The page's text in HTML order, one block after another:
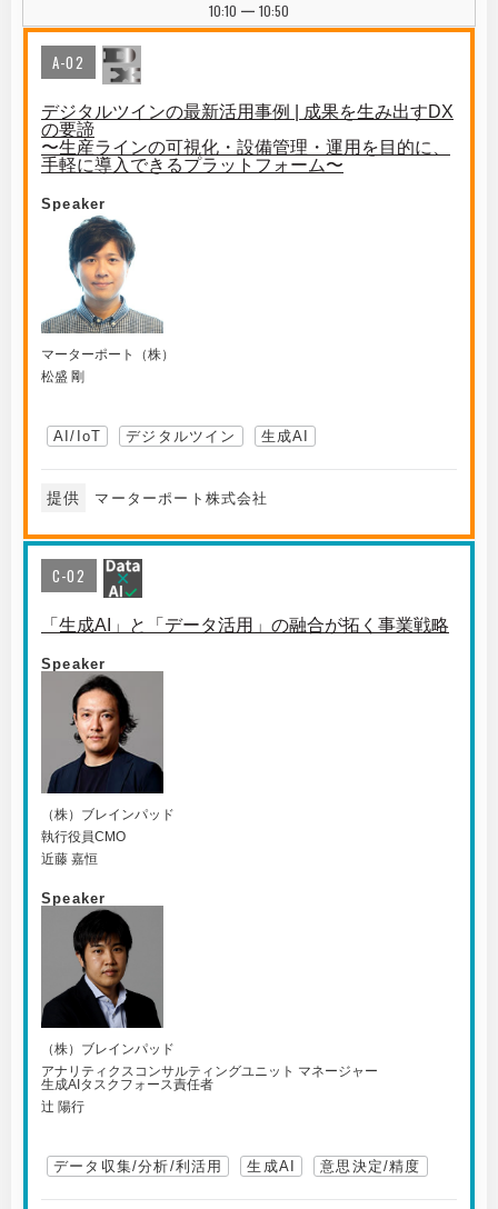
10:10 | 10:50
A-02
デジタルツインの最新活用事例 | 成果を生み出すDX
の要諦
〜生産ラインの可視化・設備管理・運用を目的に、
手軽に導入できるプラットフォーム〜
Speaker
マーターポート（株）
松盛 剛
AI/IoT デジタルツイン 生成AI
提供 マーターポート株式会社
C-02
「生成AI」と「データ活用」の融合が拓く事業戦略
Speaker
（株）ブレインパッド
執行役員CMO
近藤 嘉恒
Speaker
（株）ブレインパッド
アナリティクスコンサルティングユニット マネージャー
生成AIタスクフォース責任者
辻 陽行
データ収集/分析/利活用 生成AI 意思決定/精度